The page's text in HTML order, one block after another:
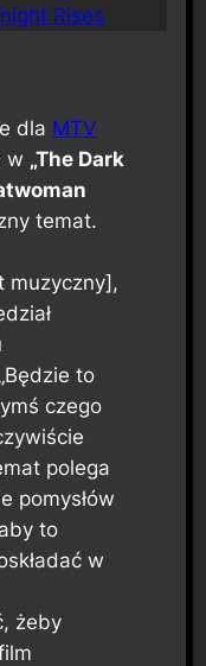
Rises
dla MTV
w „The Dark
temat.
muzyczny],
to
czego
polega
pomysłów
to
w
żeby